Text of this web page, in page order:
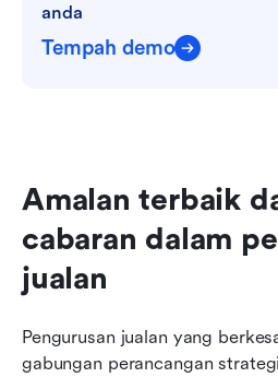
anda
Tempah demo
Amalan terbaik
cabaran dalam
jualan
Pengurusan jualan yang
gabungan perancangan